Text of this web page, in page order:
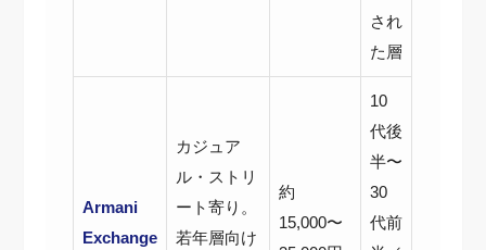
され
た層
Armani
Exchange
カジュア
ル・ストリ
ート寄り。
若年層向け
約
15,000〜
10
代後
半〜
30
代前